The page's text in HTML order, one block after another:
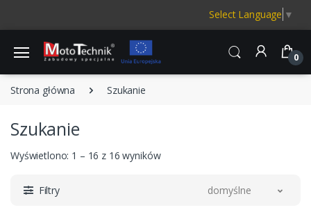
Select Language ▼
0
Strona główna Szukanie
Szukanie
Wyświetlono: 1 – 16 z 16 wyników
Filtry domyślne